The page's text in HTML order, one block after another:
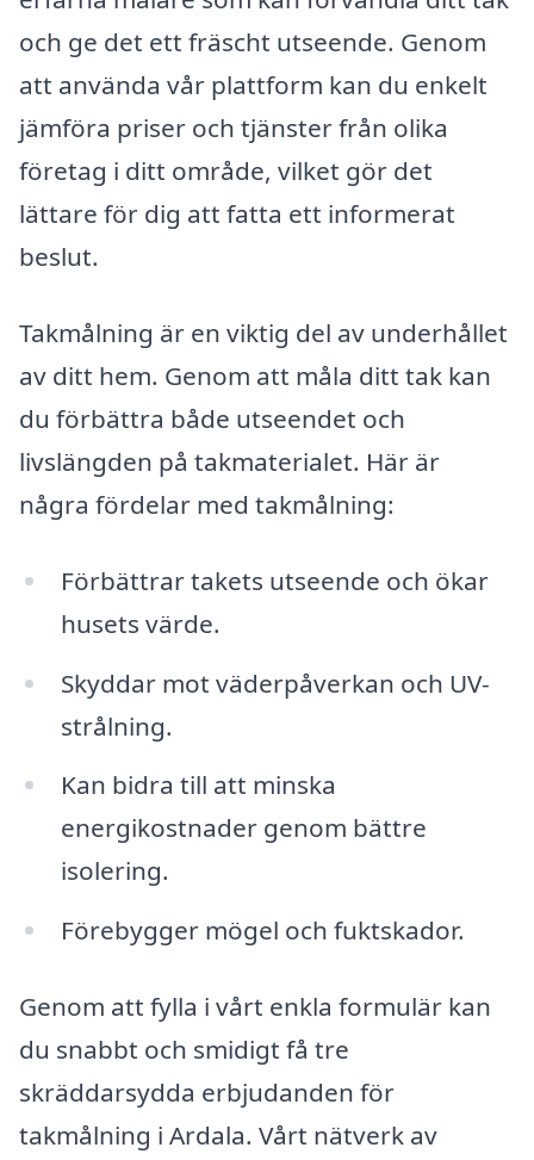
och ge det ett fräscht utseende. Genom
att använda vår plattform kan du enkelt
jämföra priser och tjänster från olika
företag i ditt område, vilket gör det
lättare för dig att fatta ett informerat
beslut.
Takmålning är en viktig del av underhållet
av ditt hem. Genom att måla ditt tak kan
du förbättra både utseendet och
livslängden på takmaterialet. Här är
några fördelar med takmålning:
Förbättrar takets utseende och ökar
husets värde.
Skyddar mot väderpåverkan och UV-
strålning.
Kan bidra till att minska
energikostnader genom bättre
isolering.
Förebygger mögel och fuktskador.
Genom att fylla i vårt enkla formulär kan
du snabbt och smidigt få tre
skräddarsydda erbjudanden för
takmålning i Ardala. Vårt nätverk av